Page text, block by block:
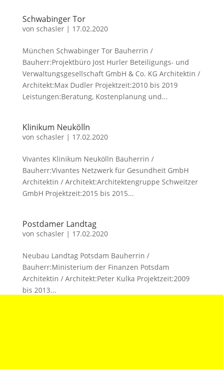
Schwabinger Tor
von schasler| 17.02.2020
München Schwabinger Tor Bauherrin /
Bauherr:Projektbüro Jost Hurler Beteiligungs- und
Verwaltungsgesellschaft GmbH & Co. KG Architektin /
Architekt:Max Dudler Projektzeit:2010 bis 2019
Leistungen:Beratung, Kostenplanung und...
Klinikum Neukölln
von schasler| 17.02.2020
Vivantes Klinikum Neukölln Bauherrin /
Bauherr:Vivantes Netzwerk für Gesundheit GmbH
Architektin / Architekt:Architektengruppe Schweitzer
GmbH Projektzeit:2015 bis 2015...
Postdamer Landtag
von schasler| 17.02.2020
Neubau Landtag Potsdam Bauherrin /
Bauherr:Ministerium der Finanzen Potsdam
Architektin / Architekt:Peter Kulka Projektzeit:2009
bis 2013...